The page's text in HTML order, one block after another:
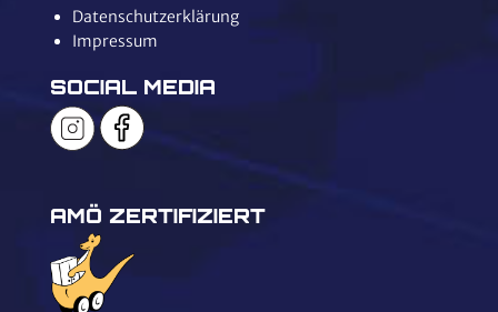
Datenschutzerklärung
Impressum
SOCIAL MEDIA
AMÖ ZERTIFIZIERT